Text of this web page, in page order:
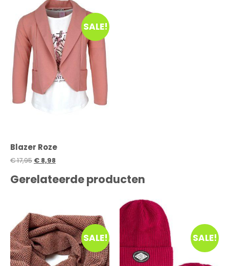
SALE!
Blazer Roze
€17,95 € 8,98
Gerelateerde producten
SALE! SALE!